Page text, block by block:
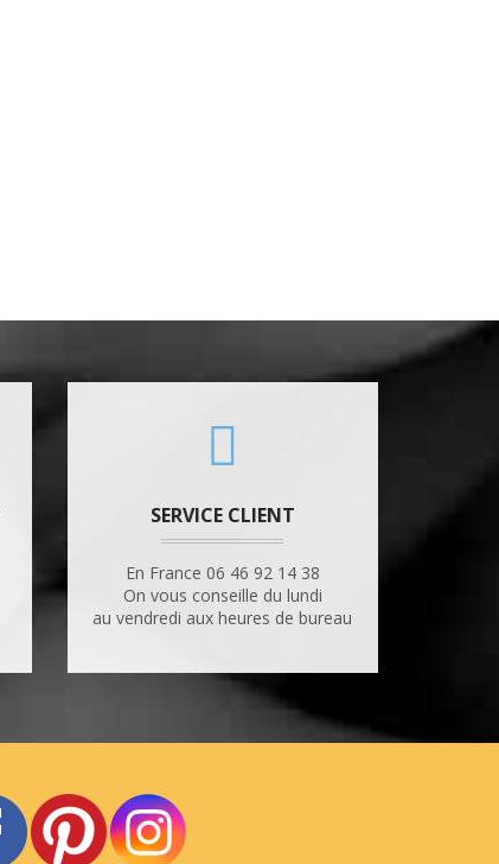
SERVICE CLIENT
En France 06 46 92 14 38
On vous conseille du lundi
au vendredi aux heures de bureau